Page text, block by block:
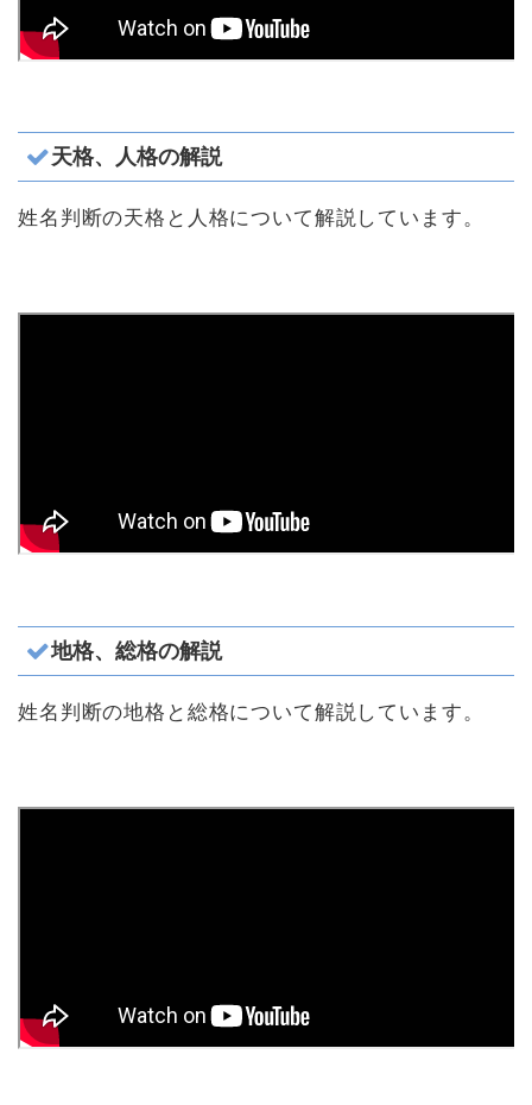
天格、人格の解説
姓名判断の天格と人格について解説しています。
地格、総格の解説
姓名判断の地格と総格について解説しています。